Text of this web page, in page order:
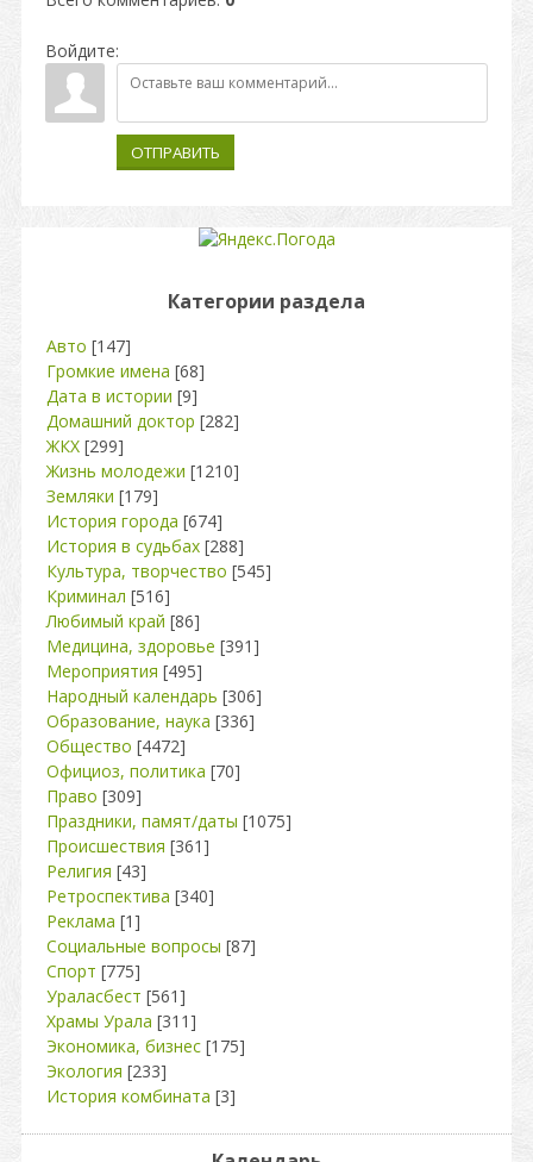
Войдите:
ОТПРАВИТЬ
Категории раздела
Авто [147]
Громкие имена [68]
Дата в истории [9]
Домашний доктор [282]
ЖКХ [299]
Жизнь молодежи [1210]
Земляки [179]
История города [674]
История в судьбах [288]
Культура, творчество [545]
Криминал [516]
Любимый край [86]
Медицина, здоровье [391]
Мероприятия [495]
Народный календарь [306]
Образование, наука [336]
Общество [4472]
Официоз, политика [70]
Право [309]
Праздники, памят/даты [1075]
Происшествия [361]
Религия [43]
Ретроспектива [340]
Реклама [1]
Социальные вопросы [87]
Спорт [775]
Ураласбест [561]
Храмы Урала [311]
Экономика, бизнес [175]
Экология [233]
История комбината [3]